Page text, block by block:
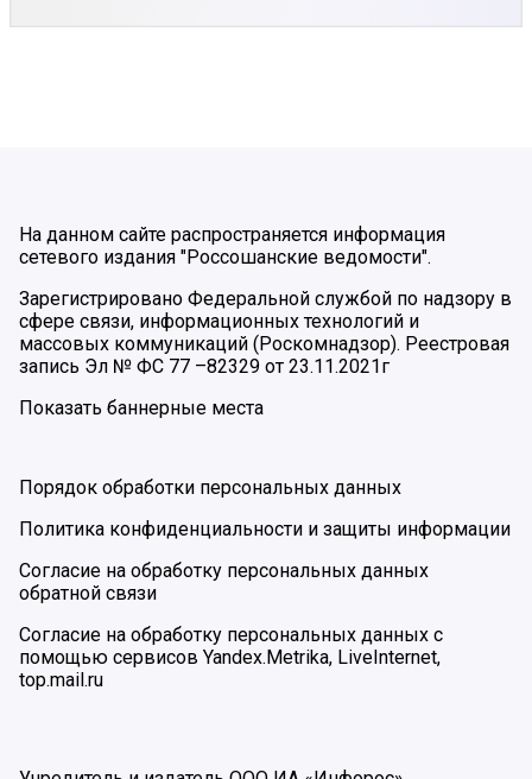
На данном сайте распространяется информация
сетевого издания "Россошанские ведомости".
Зарегистрировано Федеральной службой по надзору в
сфере связи, информационных технологий и
массовых коммуникаций (Роскомнадзор). Реестровая
запись Эл № ФС 77 –82329 от 23.11.2021г
Показать баннерные места
Порядок обработки персональных данных
Политика конфиденциальности и защиты информации
Согласие на обработку персональных данных
обратной связи
Согласие на обработку персональных данных с
помощью сервисов Yandex.Metrika, LiveInternet,
top.mail.ru